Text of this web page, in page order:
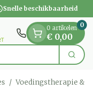
Snelle beschikbaarheid
Zoek
0 artikelen
€ 0,00
0
/ Voedingstherapie &